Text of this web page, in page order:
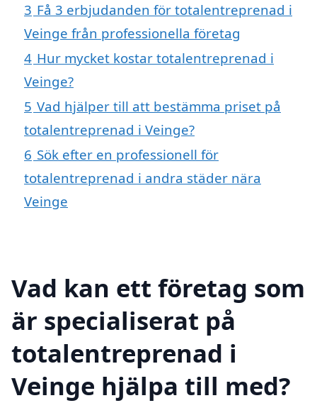
3 Få 3 erbjudanden för totalentreprenad i
Veinge från professionella företag
4 Hur mycket kostar totalentreprenad i
Veinge?
5 Vad hjälper till att bestämma priset på
totalentreprenad i Veinge?
6 Sök efter en professionell för
totalentreprenad i andra städer nära
Veinge
Vad kan ett företag som
är specialiserat på
totalentreprenad i
Veinge hjälpa till med?